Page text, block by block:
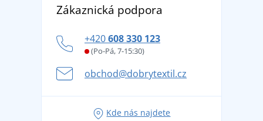
Potisk a výšivka
Věrnostní program BONTIS +
DobrýTextil pro firmy a organizace
tradicí od roku 1976
Letní dobrodružství začíná balením aneb připravte
se na dovolenou bez starostí
Tipy na svěží outfity pro pohodové léto
Zákaznická podpora
+420608 330 123
(Po-Pá, 7-15:30)
obchod@dobrytextil.cz
Kde nás najdete